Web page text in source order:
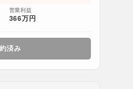
営業利益
366万円
済み